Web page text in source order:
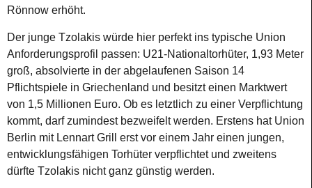
Rönnow erhöht.
Der junge Tzolakis würde hier perfekt ins typische Union
Anforderungsprofil passen: U21-Nationaltorhüter, 1,93 Meter
groß, absolvierte in der abgelaufenen Saison 14
Pflichtspiele in Griechenland und besitzt einen Marktwert
von 1,5 Millionen Euro. Ob es letztlich zu einer Verpflichtung
kommt, darf zumindest bezweifelt werden. Erstens hat Union
Berlin mit Lennart Grill erst vor einem Jahr einen jungen,
entwicklungsfähigen Torhüter verpflichtet und zweitens
dürfte Tzolakis nicht ganz günstig werden.